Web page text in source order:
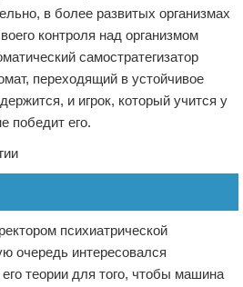
в более развитых организмах
контроля над организмом
самостратегизатор
переходящий в устойчивое
и игрок, который учится у
победит его.
психиатрической
очередь интересовался
теории для того, чтобы машина